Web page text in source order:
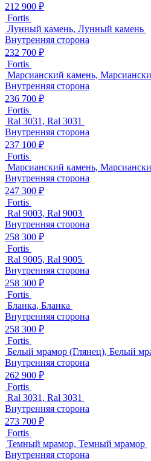
212 900 ₽
Fortis
Лунный камень, Лунный камень
Внутренняя сторона
232 700 ₽
Fortis
Марсианский камень,
Внутренняя сторона
236 700 ₽
Fortis
Ral 3031, Ral 3031
Внутренняя сторона
237 100 ₽
Fortis
Марсианский камень,
Внутренняя сторона
247 300 ₽
Fortis
Ral 9003, Ral 9003
Внутренняя сторона
258 300 ₽
Fortis
Ral 9005, Ral 9005
Внутренняя сторона
258 300 ₽
Fortis
Бланка, Бланка
Внутренняя сторона
258 300 ₽
Fortis
Белый мрамор (Глянец), Белый
Внутренняя сторона
262 900 ₽
Fortis
Ral 3031, Ral 3031
Внутренняя сторона
273 700 ₽
Fortis
Темный мрамор, Темный мрамор
Внутренняя сторона